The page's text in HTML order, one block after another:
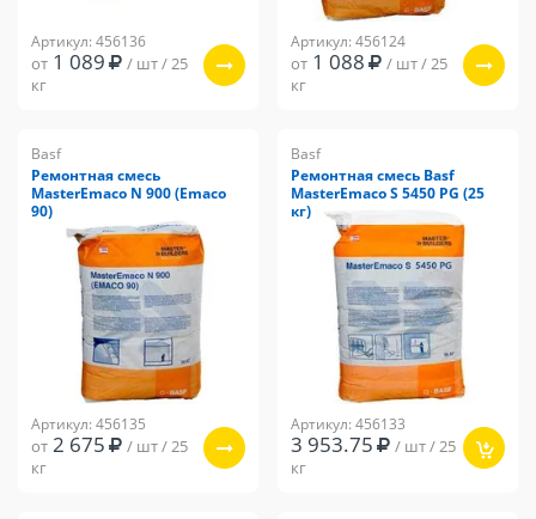
Артикул: 456136
от 1 089 / шт / 25
кг
Артикул: 456124
от 1 088 / шт / 25
кг
Basf
Ремонтная смесь
MasterEmaco N 900 (Emaco
90)
Артикул: 456135
от 2 675 / шт / 25
кг
Basf
Ремонтная смесь Basf
MasterEmaco S 5450 PG (25
кг)
Артикул: 456133
3 953.75 / шт / 25
кг